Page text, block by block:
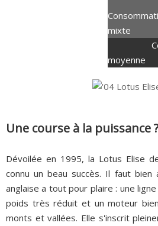
mixte
moyenne
Une course à la puissance
Dévoilée en 1995, la Lotus Elise
connu un beau succès. Il faut
anglaise a tout pour plaire : une
poids très réduit et un moteur
monts et vallées. Elle s'inscrit